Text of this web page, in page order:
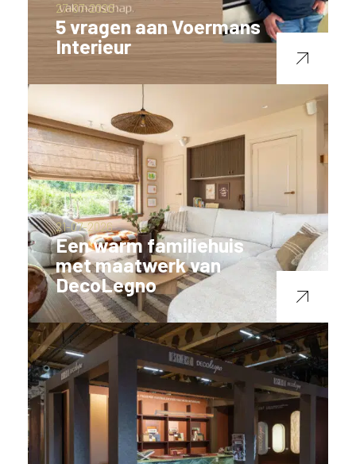
27-07-2026
5 vragen aan Voermans
Interieur
21-07-2026
Een warm familiehuis
met maatwerk van
DecoLegno